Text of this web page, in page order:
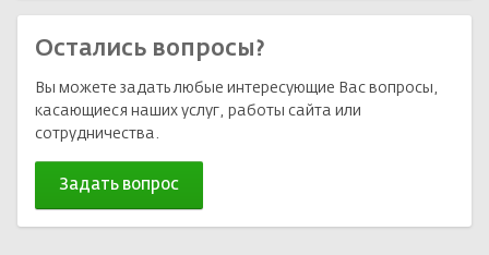
Остались вопросы?
Вы можете задать любые интересующие Вас вопросы,
касающиеся наших услуг, работы сайта или
сотрудничества.
Задать вопрос